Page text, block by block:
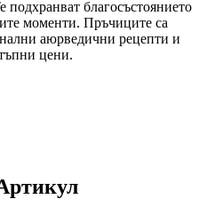
подхранват благосъстоянието
моменти. Пръчиците са
аюрведични рецепти и
цени.